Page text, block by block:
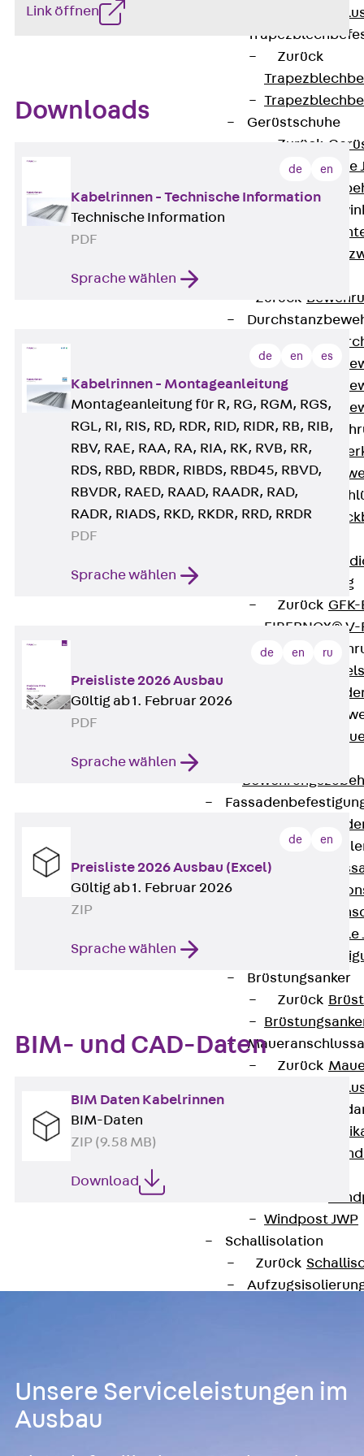
Zurück
Gerüstschuhe
Zurück
Gerüstschuhe
Zurück
Zurück
Zurück
GFK-Bewehrung
Zurück
FIBERNOX® V-
Winkelkonsole
Brüstungsanker
Zurück
Zurück
Attika-
Windpost JWP
Schallisolation
Zurück
Zurück
Link öffnen
Downloads
de en
Kabelrinnen - Technische Information
Technische Information
PDF
Sprache wählen
de en es
Kabelrinnen - Montageanleitung
Montageanleitung für R, RG, RGM, RGS,
RGL, RI, RIS, RD, RDR, RID, RIDR, RB, RIB,
RBV, RAE, RAA, RA, RIA, RK, RVB, RR,
RDS, RBD, RBDR, RIBDS, RBD45, RBVD,
RBVDR, RAED, RAAD, RAADR, RAD,
RADR, RIADS, RKD, RKDR, RRD, RRDR
PDF
Sprache wählen
de en ru
Preisliste 2026 Ausbau
Gültig ab 1. Februar 2026
PDF
Sprache wählen
de en
Preisliste 2026 Ausbau (Excel)
Gültig ab 1. Februar 2026
ZIP
Sprache wählen
BIM- und CAD-Daten
BIM Daten Kabelrinnen
BIM-Daten
ZIP (9.58 MB)
Download
Unsere Serviceleistungen im
Ausbau